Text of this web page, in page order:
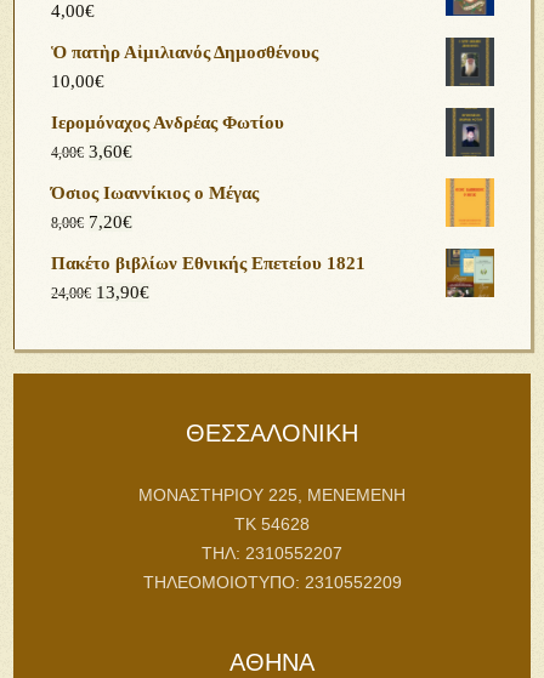
4,00€
Ὁ πατὴρ Αἰμιλιανός Δημοσθένους
10,00€
Ιερομόναχος Ανδρέας Φωτίου
4,00€ 3,60€
Όσιος Ιωαννίκιος ο Μέγας
8,00€ 7,20€
Πακέτο βιβλίων Εθνικής Επετείου 1821
24,00€ 13,90€
ΘΕΣΣΑΛΟΝΙΚΗ
ΜΟΝΑΣΤΗΡΙΟΥ 225, ΜΕΝΕΜΕΝΗ
ΤΚ 54628
ΤΗΛ: 2310552207
ΤΗΛΕΟΜΟΙΟΤΥΠΟ: 2310552209
ΑΘΗΝΑ